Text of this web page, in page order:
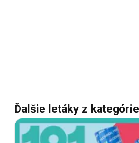
Ďalšie letáky z kategórie